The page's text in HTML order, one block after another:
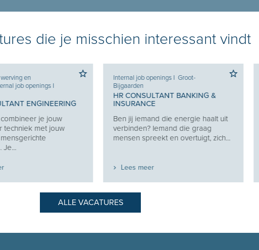
die je misschien interessant vindt
en
job openingsI
ENGINEERING
je jouw
met jouw
Internal job openingsI Groot-
Bijgaarden
HR CONSULTANT BANKING &
INSURANCE
Ben jij iemand die energie haalt uit
verbinden? Iemand die graag
mensen spreekt en overtuigt, zich...
Lees meer
ALLE VACATURES